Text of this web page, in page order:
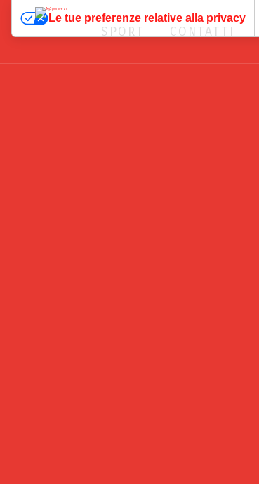
SPORT CONTATTI
Le tue preferenze relative alla privacy